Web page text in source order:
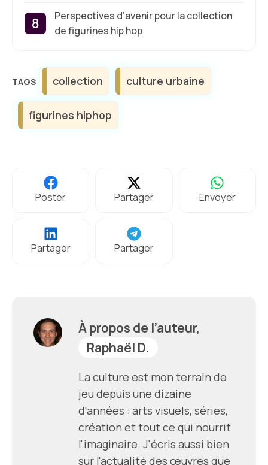
Perspectives d’avenir pour la collection
de figurines hip hop
Étiquettes
collection culture urbaine
figurines hiphop
Poster Partager Envoyer
Partager Partager
À propos de l’auteur,
Raphaël D.
La culture est mon terrain de
jeu depuis une dizaine
d'années : arts visuels, séries,
création et tout ce qui nourrit
l'imaginaire. J'écris aussi bien
sur l'actualité des œuvres que